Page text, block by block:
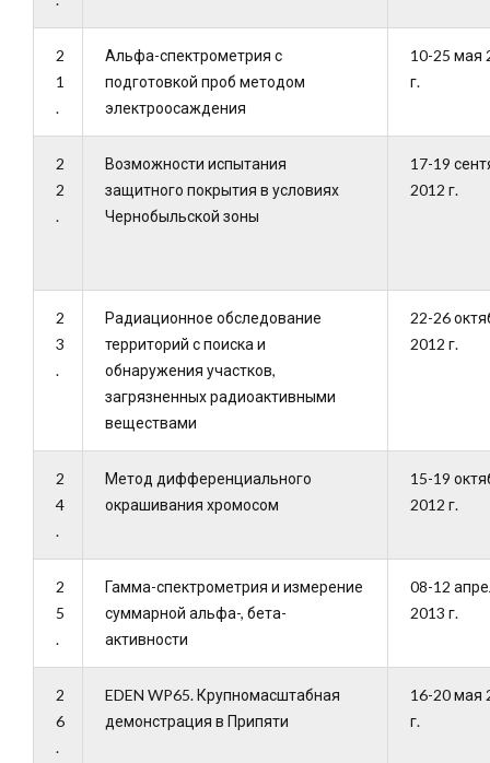
2
1
.
Альфа-спектрометрия с
подготовкой проб методом
электроосаждения
10-25 мая
г.
2
2
.
Возможности испытания
защитного покрытия в условиях
Чернобыльской зоны
17-19
2012 г.
2
3
.
Радиационное обследование
территорий с поиска и
обнаружения участков,
загрязненных радиоактивными
веществами
22-26
2012 г.
2
4
.
Метод дифференциального
окрашивания хромосом
15-19
2012 г.
2
5
.
Гамма-спектрометрия и измерение
суммарной альфа-, бета-
активности
08-12
2013 г.
2
6
.
EDEN WP65. Крупномасштабная
демонстрация в Припяти
16-20 мая
г.